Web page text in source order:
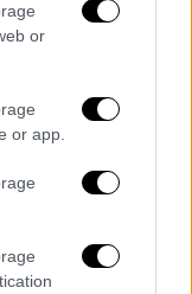
or
or app.
αισιόδοξος
«Η φράση
Υπάρχουν
θα
ο πρόεδρος
πόλωσης δεν